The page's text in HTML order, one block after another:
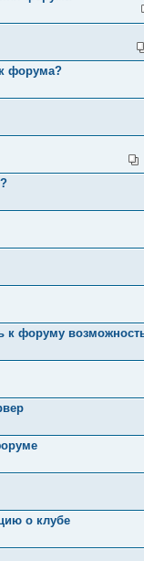
форума?
к форуму
о клубе